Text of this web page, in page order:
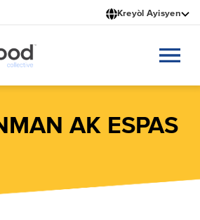
Kreyòl Ayisyen
AK ESPAS